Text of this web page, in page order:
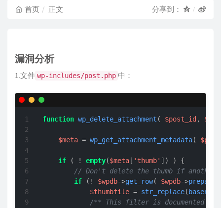
首页 正文 分享到：
漏洞分析
1.文件 wp-includes/post.php 中：
function wp_delete_attachment ( $post_id ,
$meta = wp_get_attachment_metadata(
if ( ! empty($meta [ 'thumb' ]) ) {
// Don't delete the thumb if another
if (! $wpdb->get_row( $wpdb->prepare
$thumbfile = str_replace( basename
/** This filter is documented in